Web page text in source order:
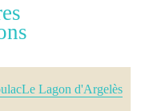
Le Lagon d'Argelès